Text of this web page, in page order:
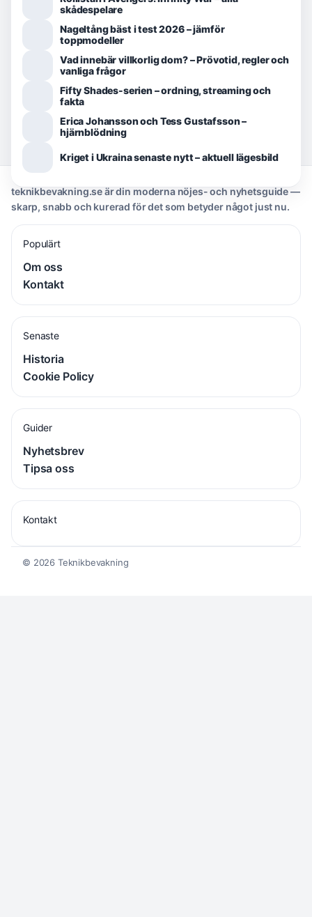
skådespelare
Nageltång bäst i test 2026 – jämför
toppmodeller
Vad innebär villkorlig dom? – Prövotid, regler och
vanliga frågor
Fifty Shades-serien – ordning, streaming och
fakta
Erica Johansson och Tess Gustafsson –
hjärnblödning
Kriget i Ukraina senaste nytt – aktuell lägesbild
teknikbevakning.se är din moderna nöjes- och nyhetsguide —
skarp, snabb och kurerad för det som betyder något just nu.
Populärt
Om oss
Kontakt
Senaste
Historia
Cookie Policy
Guider
Nyhetsbrev
Tipsa oss
Kontakt
© 2026 Teknikbevakning